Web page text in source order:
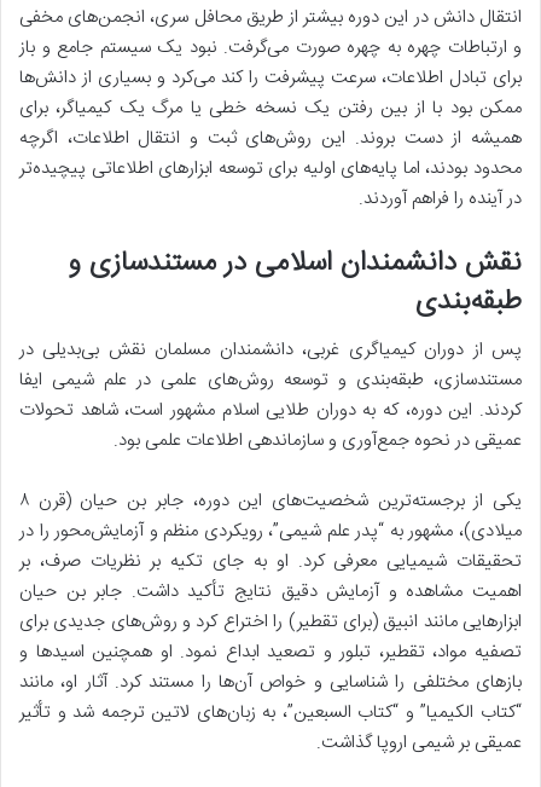
انتقال دانش در این دوره بیشتر از طریق محافل سری، انجمن‌های مخفی
و ارتباطات چهره به چهره صورت می‌گرفت. نبود یک سیستم جامع و باز
برای تبادل اطلاعات، سرعت پیشرفت را کند می‌کرد و بسیاری از دانش‌ها
ممکن بود با از بین رفتن یک نسخه خطی یا مرگ یک کیمیاگر، برای
همیشه از دست بروند. این روش‌های ثبت و انتقال اطلاعات، اگرچه
محدود بودند، اما پایه‌های اولیه برای توسعه ابزارهای اطلاعاتی پیچیده‌تر
در آینده را فراهم آوردند.
نقش دانشمندان اسلامی در مستندسازی و
طبقه‌بندی
پس از دوران کیمیاگری غربی، دانشمندان مسلمان نقش بی‌بدیلی در
مستندسازی، طبقه‌بندی و توسعه روش‌های علمی در علم شیمی ایفا
کردند. این دوره، که به دوران طلایی اسلام مشهور است، شاهد تحولات
عمیقی در نحوه جمع‌آوری و سازماندهی اطلاعات علمی بود.
یکی از برجسته‌ترین شخصیت‌های این دوره، جابر بن حیان (قرن ۸
میلادی)، مشهور به “پدر علم شیمی”، رویکردی منظم و آزمایش‌محور را در
تحقیقات شیمیایی معرفی کرد. او به جای تکیه بر نظریات صرف، بر
اهمیت مشاهده و آزمایش دقیق نتایج تأکید داشت. جابر بن حیان
ابزارهایی مانند انبیق (برای تقطیر) را اختراع کرد و روش‌های جدیدی برای
تصفیه مواد، تقطیر، تبلور و تصعید ابداع نمود. او همچنین اسیدها و
بازهای مختلفی را شناسایی و خواص آن‌ها را مستند کرد. آثار او، مانند
“کتاب الکیمیا” و “کتاب السبعین”، به زبان‌های لاتین ترجمه شد و تأثیر
عمیقی بر شیمی اروپا گذاشت.